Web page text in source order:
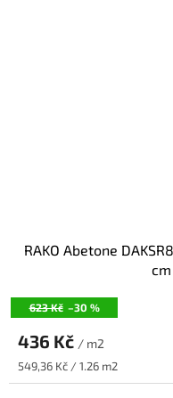
623 Kč –30 %
RAKO Abetone
436 Kč / m2
Měrná
cena:
549,36 Kč / 1.26 m2